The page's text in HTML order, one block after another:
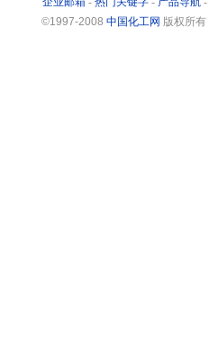
©1997-2008 中国化工网 版权所有